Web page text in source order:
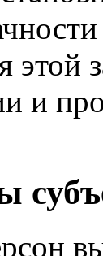
этой
и